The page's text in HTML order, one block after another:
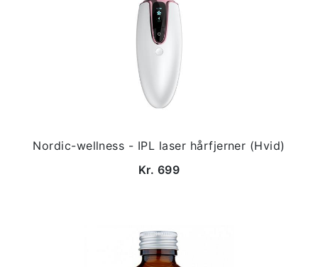
Nordic-wellness - IPL laser hårfjerner (Hvid)
Kr. 699